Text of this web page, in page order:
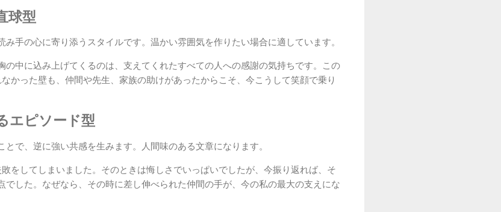
球型
手の心に寄り添うスタイルです。温かい雰囲気を作りたい場合に適しています。
の中に込み上げてくるのは、支えてくれたすべての人への感謝の気持ちです。この
かった壁も、仲間や先生、家族の助けがあったからこそ、今こうして笑顔で乗り
エピソード型
で、逆に強い共感を生みます。人間味のある文章になります。
敗をしてしまいました。そのときは悔しさでいっぱいでしたが、今振り返れば、そ
でした。なぜなら、その時に差し伸べられた仲間の手が、今の私の最大の支えにな